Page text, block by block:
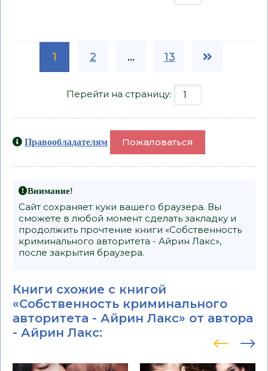
1 2 ... 13
Перейти на страницу:
Правообладателям Пожаловаться
Внимание!
Сайт сохраняет куки вашего браузера. Вы
сможете в любой момент сделать закладку и
продолжить прочтение книги «Собственность
криминального авторитета - Айрин Лакс»,
после закрытия браузера.
Книги схожие с книгой
«Собственность криминального
авторитета - Айрин Лакс» от автора
- Айрин Лакс: